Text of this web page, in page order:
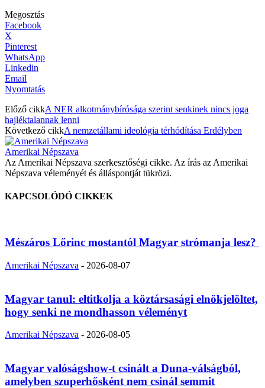
Megosztás
Facebook
X
Pinterest
WhatsApp
Linkedin
Email
Nyomtatás
Előző cikkA NER alkotmánybírósága szerint senkinek nincs joga
hajléktalannak lenni
Következő cikkA nemzetállami ideológia térhódítása Erdélyben
Amerikai Népszava
Az Amerikai Népszava szerkesztőségi cikke. Az írás az Amerikai
Népszava véleményét és álláspontját tükrözi.
KAPCSOLÓDÓ CIKKEK
Mészáros Lőrinc mostantól Magyar strómanja lesz?
Amerikai Népszava - 2026-08-07
Magyar tanul: eltitkolja a köztársasági elnökjelöltet,
hogy senki ne mondhasson véleményt
Amerikai Népszava - 2026-08-05
Magyar valóságshow-t csinált a Duna-válságból,
amelyben szuperhősként nem csinál semmit